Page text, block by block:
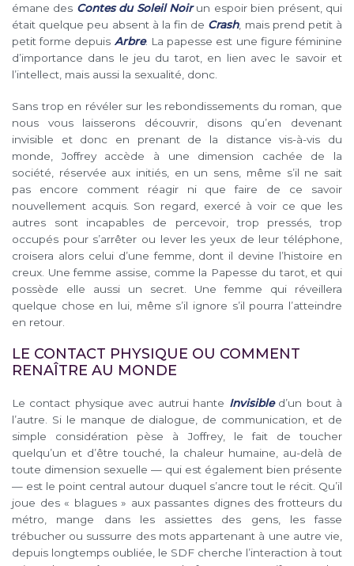
émane des Contes du Soleil Noirun espoir bien présent, qui
était quelque peu absent à la fin de Crash, mais prend petit à
petit forme depuis Arbre. La papesse est une figure féminine
d’importance dans le jeu du tarot, en lien avec le savoir et
l’intellect, mais aussi la sexualité, donc.
Sans trop en révéler sur les rebondissements du roman, que
nous vous laisserons découvrir, disons qu’en devenant
invisible et donc en prenant de la distance vis-à-vis du
monde, Joffrey accède à une dimension cachée de la
société, réservée aux initiés, en un sens, même s’il ne sait
pas encore comment réagir ni que faire de ce savoir
nouvellement acquis. Son regard, exercé à voir ce que les
autres sont incapables de percevoir, trop pressés, trop
occupés pour s’arrêter ou lever les yeux de leur téléphone,
croisera alors celui d’une femme, dont il devine l’histoire en
creux. Une femme assise, comme la Papesse du tarot, et qui
possède elle aussi un secret. Une femme qui réveillera
quelque chose en lui, même s’il ignore s’il pourra l’atteindre
en retour.
LE CONTACT PHYSIQUE OU COMMENT
RENAÎTRE AU MONDE
Le contact physique avec autrui hante Invisibled’un bout à
l’autre. Si le manque de dialogue, de communication, et de
simple considération pèse à Joffrey, le fait de toucher
quelqu’un et d’être touché, la chaleur humaine, au-delà de
toute dimension sexuelle — qui est également bien présente
— est le point central autour duquel s’ancre tout le récit. Qu’il
joue des « blagues » aux passantes dignes des frotteurs du
métro, mange dans les assiettes des gens, les fasse
trébucher ou sussurre des mots appartenant à une autre vie,
depuis longtemps oubliée, le SDF cherche l’interaction à tout